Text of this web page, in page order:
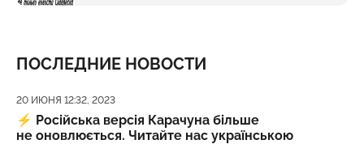
ПОСЛЕДНИЕ НОВОСТИ
Дата публикации
20 ИЮНЯ 12:32, 2023
⚡️ Російська версія Карачуна більше
не оновлюється. Читайте нас українською